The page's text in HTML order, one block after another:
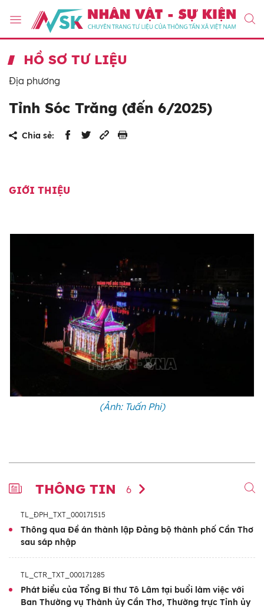
HỒ SƠ TƯ LIỆU
Địa phương
Tỉnh Sóc Trăng (đến 6/2025)
Chia sẻ:
GIỚI THIỆU
(Ảnh: Tuấn Phi)
THÔNG TIN 6
TL_ĐPH_TXT_000171515
Thông qua Đề án thành lập Đảng bộ thành phố Cần Thơ
sau sáp nhập
TL_CTR_TXT_000171285
Phát biểu của Tổng Bí thư Tô Lâm tại buổi làm việc với
Ban Thường vụ Thành ủy Cần Thơ, Thường trực Tỉnh ủy